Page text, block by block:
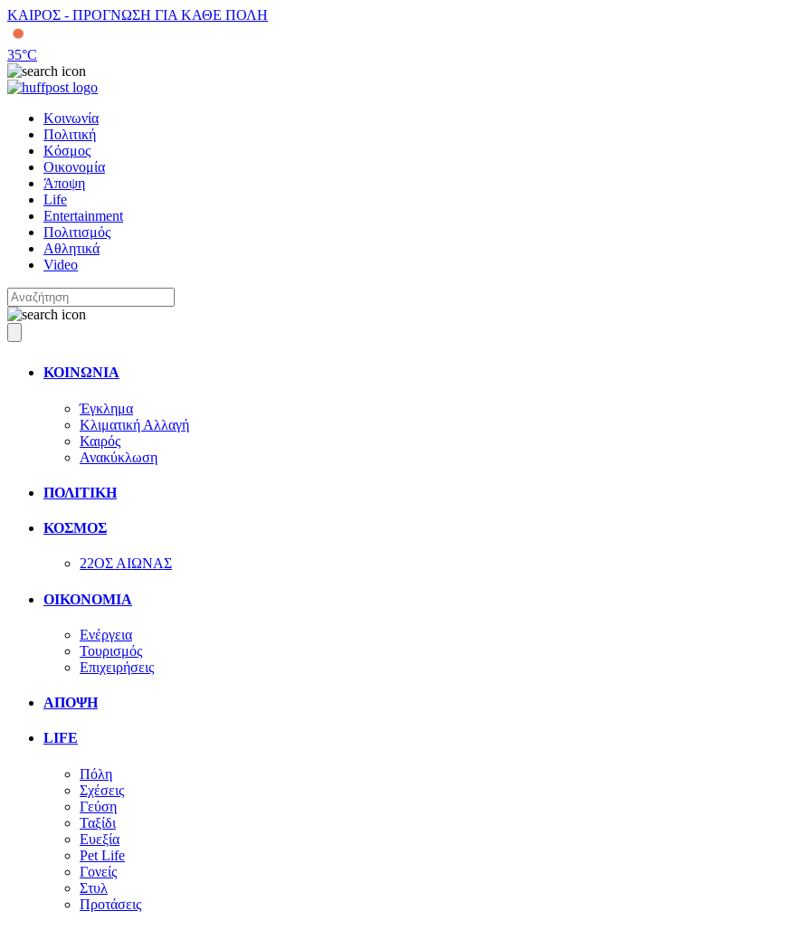
ΚΑΙΡΟΣ - ΠΡΟΓΝΩΣΗ ΓΙΑ ΚΑΘΕ ΠΟΛΗ
35°C
Κοινωνία
Πολιτική
Κόσμος
Οικονομία
Άποψη
Life
Entertainment
Πολιτισμός
Αθλητικά
Video
ΚΟΙΝΩΝΙΑ
Έγκλημα
Κλιματική Αλλαγή
Καιρός
Ανακύκλωση
ΠΟΛΙΤΙΚΗ
ΚΟΣΜΟΣ
22ΟΣ ΑΙΩΝΑΣ
ΟΙΚΟΝΟΜΙΑ
Ενέργεια
Τουρισμός
Επιχειρήσεις
ΑΠΟΨΗ
LIFE
Πόλη
Σχέσεις
Γεύση
Ταξίδι
Ευεξία
Pet Life
Γονείς
Στυλ
Προτάσεις